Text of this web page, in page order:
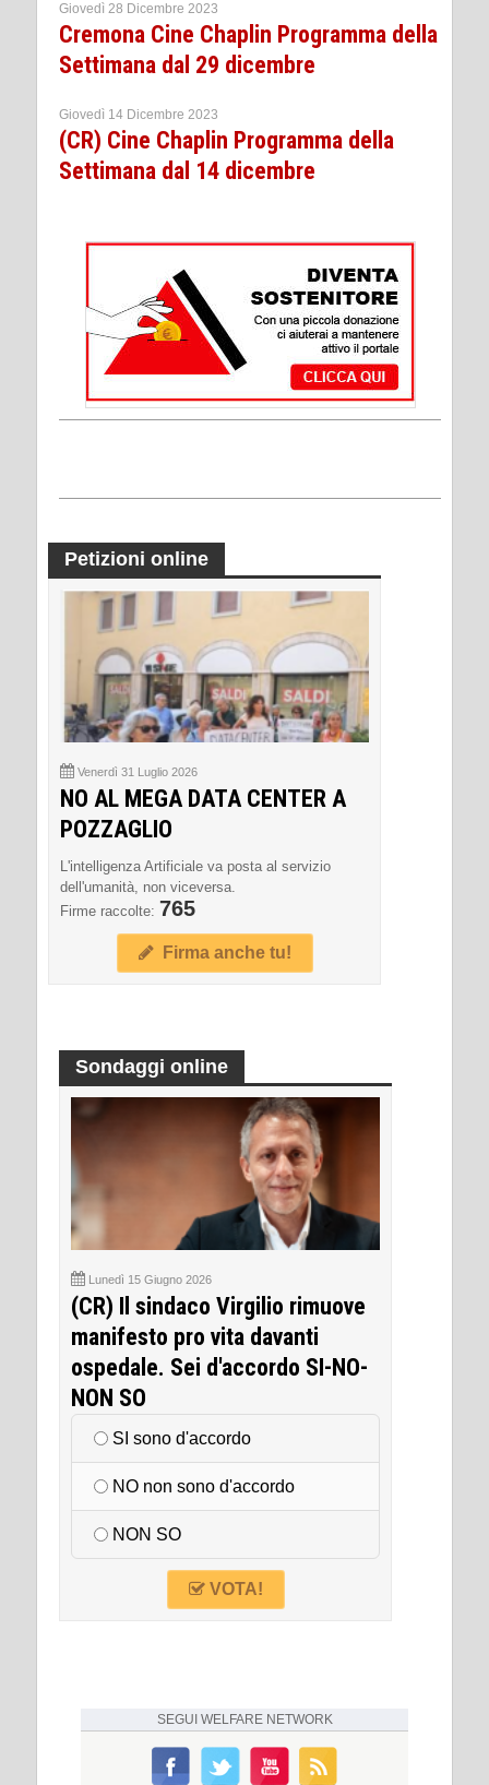
Giovedì 28 Dicembre 2023
Cremona Cine Chaplin Programma della
Settimana dal 29 dicembre
Giovedì 14 Dicembre 2023
(CR) Cine Chaplin Programma della
Settimana dal 14 dicembre
Petizioni online
Venerdì 31 Luglio 2026
NO AL MEGA DATA CENTER A
POZZAGLIO
L'intelligenza Artificiale va posta al servizio
dell'umanità, non viceversa.
Firme raccolte: 765
Firma anche tu!
Sondaggi online
Lunedì 15 Giugno 2026
(CR) Il sindaco Virgilio rimuove
manifesto pro vita davanti
ospedale. Sei d'accordo SI-NO-
NON SO
SI sono d'accordo
NO non sono d'accordo
NON SO
VOTA!
SEGUI WELFARE NETWORK